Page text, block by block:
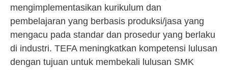
mengimplementasikan kurikulum dan
pembelajaran yang berbasis produksi/jasa yang
mengacu pada standar dan prosedur yang berlaku
di industri. TEFA meningkatkan kompetensi lulusan
dengan tujuan untuk membekali lulusan SMK